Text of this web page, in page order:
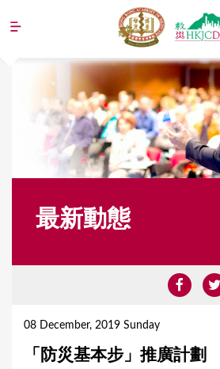
Jump to navigation
最新動態
08 December, 2019 Sunday
「防災基本步」推廣計劃